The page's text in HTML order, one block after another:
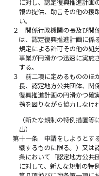
に対し、認定復興推進計画
報の提供、助言その他の援
い。
２
関係行政機関の長及び関
は、認定復興推進計画に係
規定による許可その他の処
事業が円滑かつ迅速に実施
する。
３
前二項に定めるもののほ
長、認定地方公共団体、関
復興推進計画の円滑かつ確
携を図りながら協力しなけ
（新たな規制の特例措置
出）
第十一条
申請をしようとす
織するものに限る。）又は
条において「認定地方公共
に対して、新たな規制の特